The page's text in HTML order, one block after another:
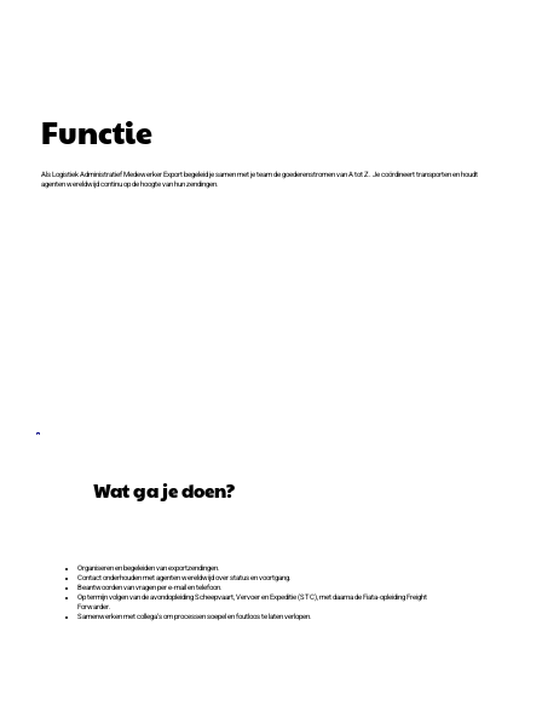
Functie
Als Logistiek Administratief Medewerker Export begeleid je samen met je team de goederenstromen van A tot Z. Je coördineert transporten en houdt
agenten wereldwijd continu op de hoogte van hun zendingen.
Wat ga je doen?
Organiseren en begeleiden van exportzendingen.
Contact onderhouden met agenten wereldwijd over status en voortgang.
Beantwoorden van vragen per e-mail en telefoon.
Op termijn volgen van de avondopleiding Scheepvaart, Vervoer en Expeditie (STC), met daarna de Fiata-opleiding Freight
Forwarder.
Samenwerken met collega’s om processen soepel en foutloos te laten verlopen.